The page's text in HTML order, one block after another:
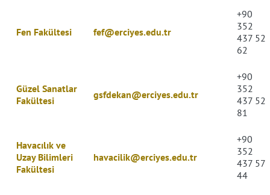
Fen Fakültesi fef@erciyes.edu.tr
+90
352
437 52
62
Güzel Sanatlar
Fakültesi
gsfdekan@erciyes.edu.tr
+90
352
437 52
81
Havacılık ve
Uzay Bilimleri
Fakültesi
havacilik@erciyes.edu.tr
+90
352
437 57
44